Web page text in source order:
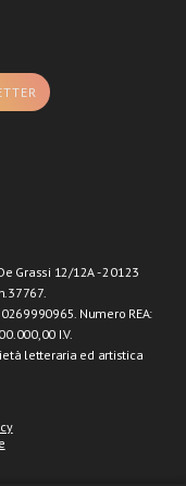
Grassi 12/12A - 20123
Numero REA:
I.V.
letteraria ed artistica